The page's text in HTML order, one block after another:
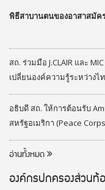
พิธีสาบานตนของอาสาสมัค
สถ. ร่วมมือ J.CLAIR และ
เปลี่ยนองค์ความรู้ระหว่างไ
อธิบดี สถ. ให้การต้อนรับ
สหรัฐอเมริกา (Peace
อ่านทั้งหมด
องค์กรปกครองส่วนท้